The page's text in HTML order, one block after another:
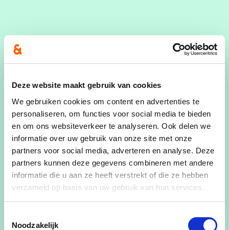
Deze website maakt gebruik van cookies
We gebruiken cookies om content en advertenties te
personaliseren, om functies voor social media te bieden
en om ons websiteverkeer te analyseren. Ook delen we
informatie over uw gebruik van onze site met onze
partners voor social media, adverteren en analyse. Deze
partners kunnen deze gegevens combineren met andere
informatie die u aan ze heeft verstrekt of die ze hebben
verzameld op basis van uw gebruik van hun services.
Noodzakelijk
Els Claes
is een bezige dame van 54 jaar en
trotse moeder van twee kinderen. Ze woont in
gepassioneerde onthaalmoeder is en bekend
staat om haar toewijding en betrokkenheid bij de
gemeenschap. Els is actief in verschillende
verenigingen en vzw’s. Ze heeft een groot hart
voor haar medemensen en zet zich in om het
welzijn van anderen te bevorderen. Naast haar
vrijwilligerswerk geniet Els van samen iets gaan
eten, iets drinken, en op stap gaan met vrienden.
Haar warme persoonlijkheid en enthousiasme
Haar motto: “Ik ben wie ik ben”.